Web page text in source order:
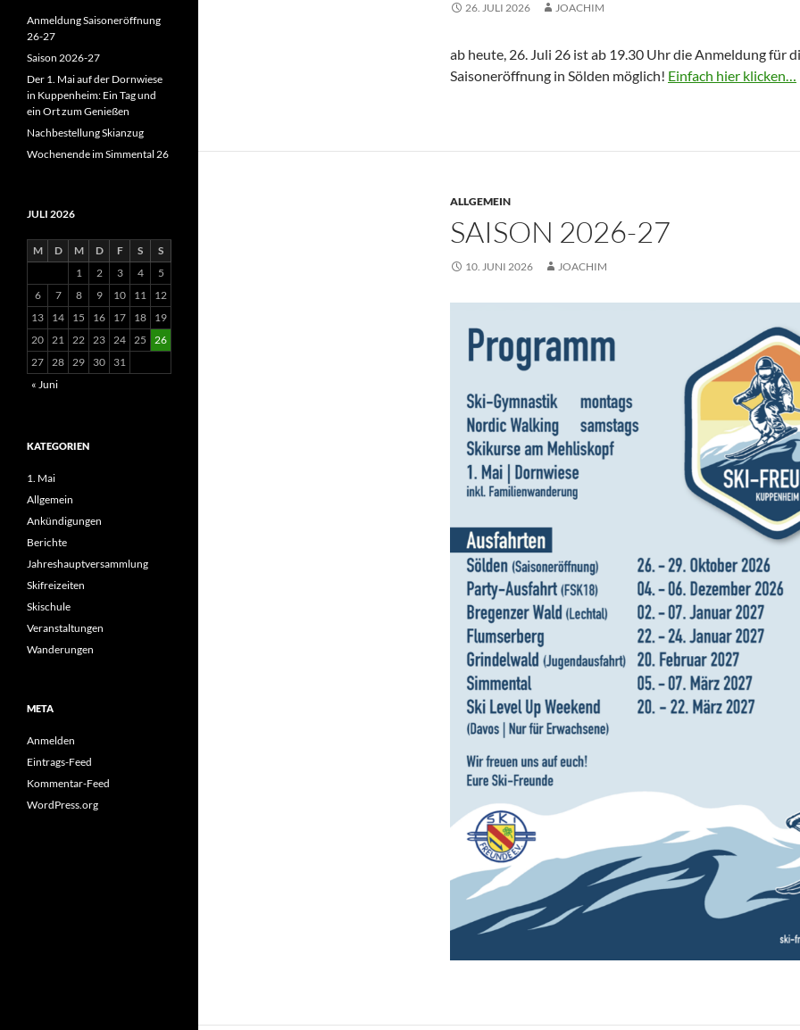
26. JULI 2026 JOACHIM
ab heute, 26. Juli 26 ist ab 19.30 Uhr die Anmeldung für
Saisoneröffnung in Sölden möglich! Einfach hier klicken…
ALLGEMEIN
SAISON 2026-27
10. JUNI 2026 JOACHIM
Anmeldung Saisoneröffnung
26-27
Saison 2026-27
Der 1. Mai auf der Dornwiese
in Kuppenheim: Ein Tag und
ein Ort zum Genießen
Nachbestellung Skianzug
Wochenende im Simmental 26
JULI 2026
M D M D F S
S
1
2 3 4
5
6
7 8 9 10 11
12
13
14 15 16 17 18
19
20 21 22 23 24 25
26
27 28 29 30
31
« Juni
KATEGORIEN
1. Mai
Allgemein
Ankündigungen
Berichte
Jahreshauptversammlung
Skifreizeiten
Skischule
Veranstaltungen
Wanderungen
META
Anmelden
Eintrags-Feed
Kommentar-Feed
WordPress.org